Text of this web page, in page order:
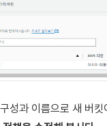
성과 이름으로 새 버